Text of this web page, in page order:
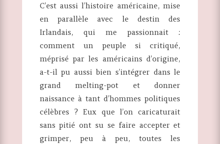
C’est aussi l’histoire américaine, mise
en parallèle avec le destin des
Irlandais, qui me passionnait :
comment un peuple si critiqué,
méprisé par les américains d’origine,
a-t-il pu aussi bien s’intégrer dans le
grand melting-pot et donner
naissance à tant d’hommes politiques
célèbres ? Eux que l’on caricaturait
sans pitié ont su se faire accepter et
grimper, peu à peu, toutes les